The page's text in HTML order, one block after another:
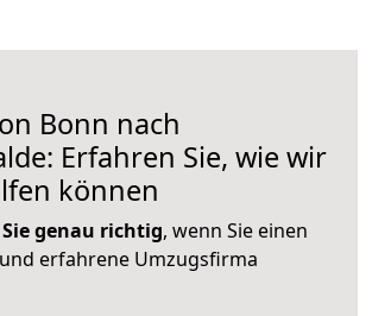
Bonn nach
Erfahren Sie, wie wir
können
genau richtig, wenn Sie einen
erfahrene Umzugsfirma